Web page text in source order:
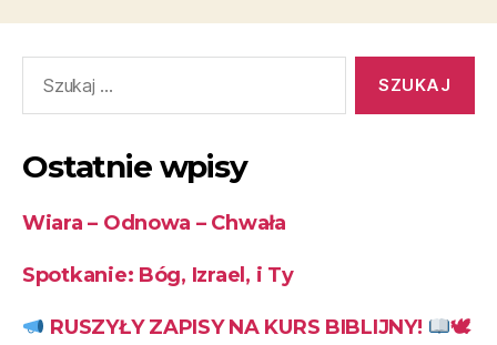
Ostatnie wpisy
Wiara – Odnowa – Chwała
Spotkanie: Bóg, Izrael, i Ty
RUSZYŁY ZAPISY NA KURS BIBLIJNY! 🕊